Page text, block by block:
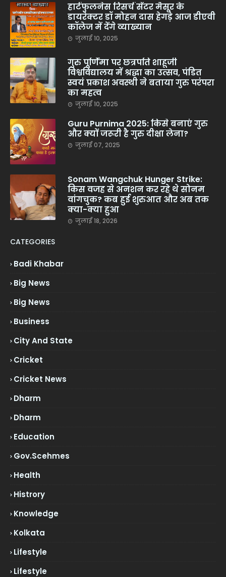
हार्टफुलनेस रिसर्च सेंटर मैसूर के
डायरेक्टर डॉ मोहन दास हेगड़े आज डीएवी
कॉलेज में देंगे व्याख्यान
जुलाई 10, 2025
गुरु पूर्णिमा पर छत्रपति शाहूजी
विश्वविद्यालय में श्रद्धा का उत्सव, पंडित
स्वयं प्रकाश अवस्थी ने बताया गुरु परंपरा
का महत्व
जुलाई 10, 2025
Guru Purnima 2025: किसे बनाएं गुरु
और क्यों जरूरी है गुरु दीक्षा लेना?
जुलाई 07, 2025
Sonam Wangchuk Hunger Strike:
किस वजह से अनशन कर रहे थे सोनम
वांगचुक? कब हुई शुरुआत और अब तक
क्या-क्या हुआ
जुलाई 18, 2026
CATEGORIES
Badi Khabar
Big News
Big News
Business
City And State
Cricket
Cricket News
Dharm
Dharm
Education
Gov.scehmes
Health
Histrory
Knowledge
Kolkata
Lifestyle
Lifestyle